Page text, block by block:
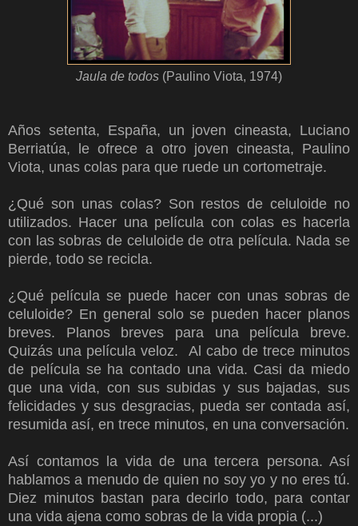
Jaula de todos (Paulino Viota, 1974)
Años setenta, España, un joven cineasta, Luciano
Berriatúa, le ofrece a otro joven cineasta, Paulino
Viota, unas colas para que ruede un cortometraje.
¿Qué son unas colas? Son restos de celuloide no
utilizados. Hacer una película con colas es hacerla
con las sobras de celuloide de otra película. Nada se
pierde, todo se recicla.
¿Qué película se puede hacer con unas sobras de
celuloide? En general solo se pueden hacer planos
breves. Planos breves para una película breve.
Quizás una película veloz. Al cabo de trece minutos
de película se ha contado una vida. Casi da miedo
que una vida, con sus subidas y sus bajadas, sus
felicidades y sus desgracias, pueda ser contada así,
resumida así, en trece minutos, en una conversación.
Así contamos la vida de una tercera persona. Así
hablamos a menudo de quien no soy yo y no eres tú.
Diez minutos bastan para decirlo todo, para contar
una vida ajena como sobras de la vida propia (...)